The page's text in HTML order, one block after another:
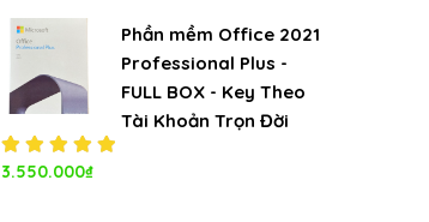
sao
Phần mềm Office 2021
Professional Plus -
FULL BOX - Key Theo
Tài Khoản Trọn Đời
Được xếp
3.550.000₫